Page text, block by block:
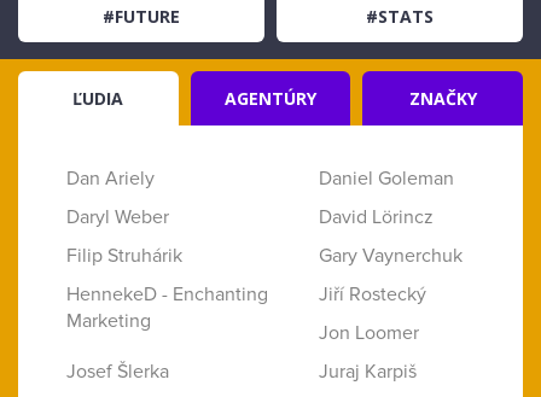
#FUTURE #STATS
ĽUDIA AGENTÚRY ZNAČKY
Dan Ariely
Daniel Goleman
Daryl Weber
David Lörincz
Filip Struhárik
Gary Vaynerchuk
HennekeD - Enchanting
Marketing
Jiří Rostecký
Jon Loomer
Josef Šlerka
Juraj Karpiš